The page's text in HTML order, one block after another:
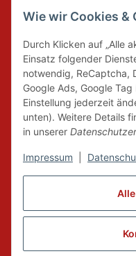
Wie wir Cookies &
Durch Klicken auf „Alle
Einsatz folgender
notwendig, ReCaptcha,
Google Ads, Google
Einstellung jederzeit
unten). Weitere Details
in unserer
Impressum
Wir tragen
Pflichten zur
FAIRCOMMERCE
Wir sind seit 04.12.2015